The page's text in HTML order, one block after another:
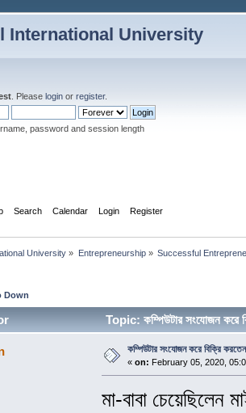
International University
. Please login or register.
password and session length
Search Calendar Login Register
University » Entrepreneurship» Successful
Down
Topic: কম্পিউটার সংযোজন
কম্পিউটার সংযোজন করে বিক্রি
« on: February 05, 2020,
মা-বাবা